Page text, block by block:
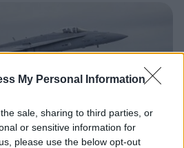
My Personal Information
sale, sharing to third parties, or
or sensitive information for
please use the below opt-out